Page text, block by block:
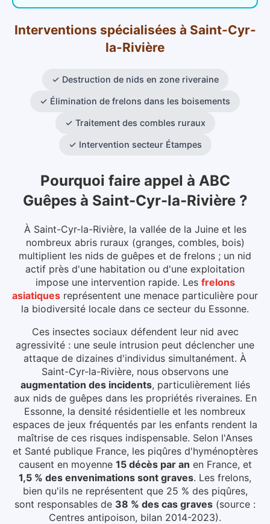
Interventions spécialisées à Saint-Cyr-
la-Rivière
✓ Destruction de nids en zone riveraine
✓ Élimination de frelons dans les boisements
✓ Traitement des combles ruraux
✓ Intervention secteur Étampes
Pourquoi faire appel à ABC
Guêpes à Saint-Cyr-la-Rivière ?
À Saint-Cyr-la-Rivière, la vallée de la Juine et les
nombreux abris ruraux (granges, combles, bois)
multiplient les nids de guêpes et de frelons ; un nid
actif près d'une habitation ou d'une exploitation
impose une intervention rapide. Les frelons
asiatiques représentent une menace particulière pour
la biodiversité locale dans ce secteur du Essonne.
Ces insectes sociaux défendent leur nid avec
agressivité : une seule intrusion peut déclencher une
attaque de dizaines d'individus simultanément. À
Saint-Cyr-la-Rivière, nous observons une
augmentation des incidents, particulièrement liés
aux nids de guêpes dans les propriétés riveraines. En
Essonne, la densité résidentielle et les nombreux
espaces de jeux fréquentés par les enfants rendent la
maîtrise de ces risques indispensable. Selon l'Anses
et Santé publique France, les piqûres d'hyménoptères
causent en moyenne 15 décès par an en France, et
1,5 % des envenimations sont graves. Les frelons,
bien qu'ils ne représentent que 25 % des piqûres,
sont responsables de 38 % des cas graves (source :
Centres antipoison, bilan 2014-2023).